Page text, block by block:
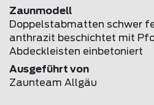
Zaunmodell
Doppelstabmatten schwer
anthrazit beschichtet mit
Abdeckleisten einbetoniert
Ausgeführt von
Zaunteam Allgäu